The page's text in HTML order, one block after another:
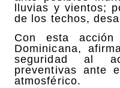
lluvias y vientos;
de los techos,
Con esta acción
Dominicana,
seguridad al
preventivas ante
atmosférico.